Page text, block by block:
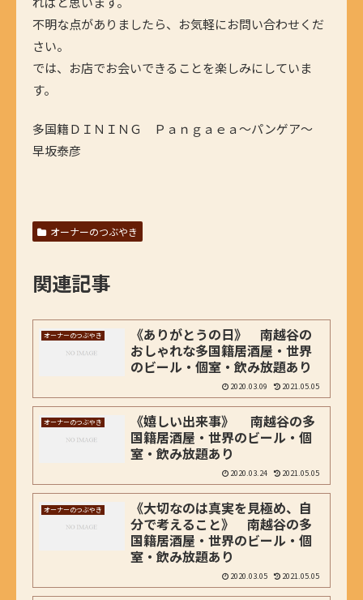
不明な点がありましたら、お気軽にお問い合わせくだ
さい。
では、お店でお会いできることを楽しみにしていま
す。
多国籍ＤＩＮＩＮＧ Ｐａｎｇａｅａ～パンゲア～
早坂泰彦
オーナーのつぶやき
関連記事
オーナーのつぶやき
《ありがとうの日》 南越谷の
おしゃれな多国籍居酒屋・世界
のビール・個室・飲み放題あり
2020.03.09 2021.05.05
オーナーのつぶやき
《嬉しい出来事》 南越谷の多
国籍居酒屋・世界のビール・個
室・飲み放題あり
2020.03.24 2021.05.05
オーナーのつぶやき
《大切なのは真実を見極め、自
分で考えること》 南越谷の多
国籍居酒屋・世界のビール・個
室・飲み放題あり
2020.03.05 2021.05.05